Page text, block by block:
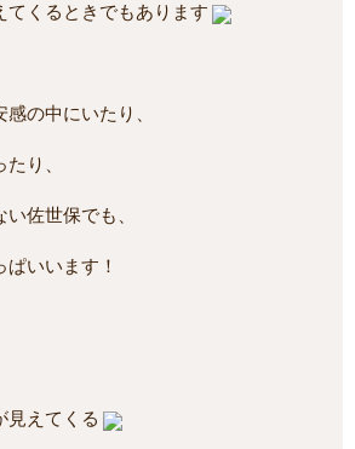
てくるときでもあります
の中にいたり、
り、
佐世保でも、
いいます！
見えてくる